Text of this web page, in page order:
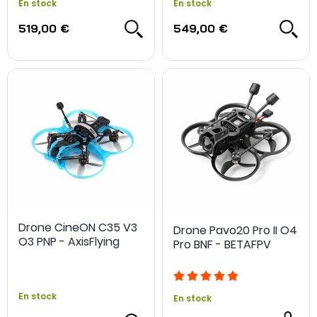
En stock
519,00 €
En stock
549,00 €
Drone CineON C35 V3
O3 PNP - AxisFlying
En stock
Drone Pavo20 Pro II O4
Pro BNF - BETAFPV
En stock